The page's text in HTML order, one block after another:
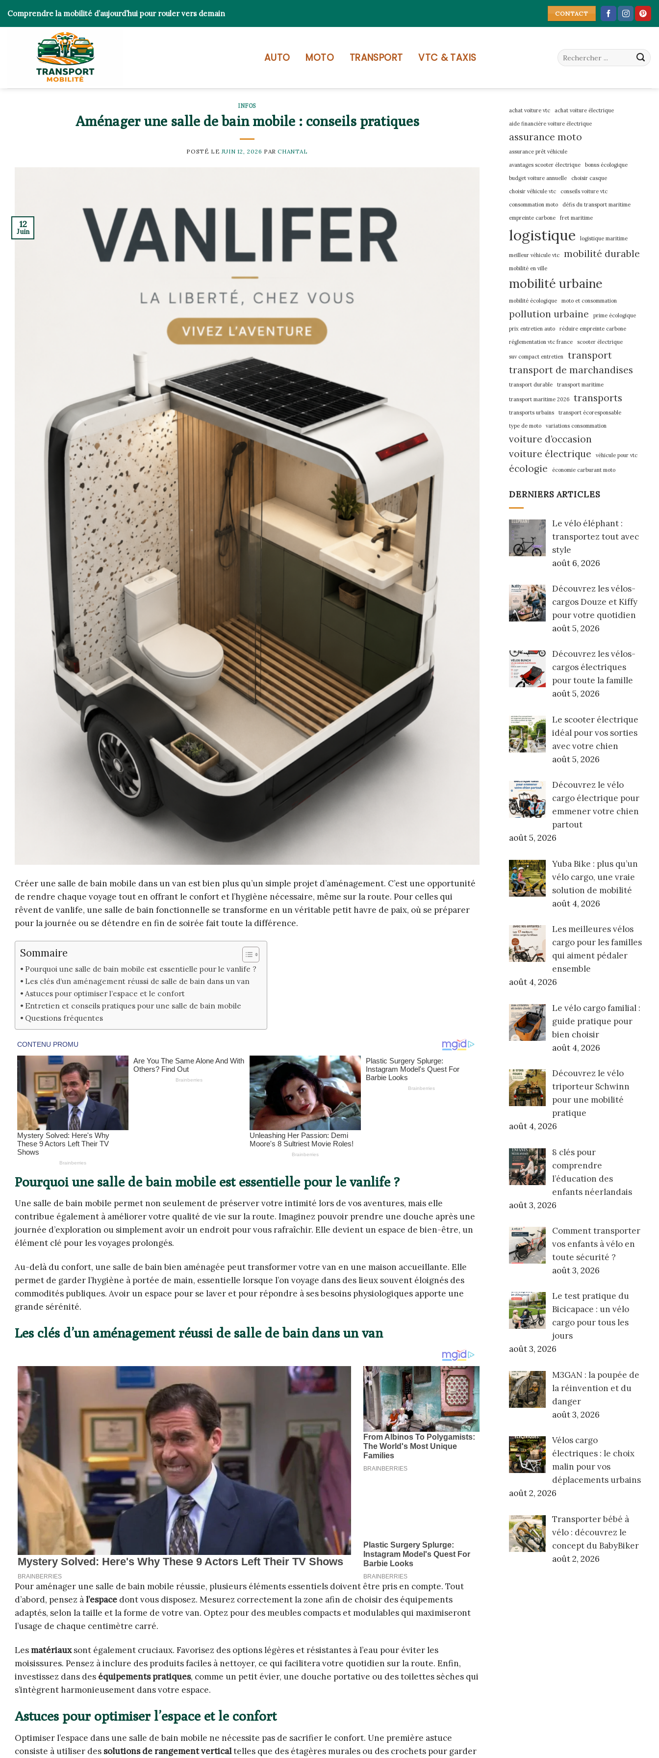
Comprendre la mobilité d’aujourd’hui pour rouler vers demain CONTACT
AUTO MOTO TRANSPORT VTC & TAXIS
INFOS
Aménager une salle de bain mobile : conseils pratiques
POSTÉ LE JUIN 12, 2026 PARCHANTAL
12
Juin
Créer une salle de bain mobile dans un van est bien plus qu’un simple projet d’aménagement. C’est une opportunité
de rendre chaque voyage tout en offrant le confort et l’hygiène nécessaire, même sur la route. Pour celles qui
rêvent de vanlife, une salle de bain fonctionnelle se transforme en un véritable petit havre de paix, où se préparer
pour la journée ou se détendre en fin de soirée fait toute la différence.
Sommaire
Pourquoi une salle de bain mobile est essentielle pour le vanlife ?
Les clés d’un aménagement réussi de salle de bain dans un van
Astuces pour optimiser l’espace et le confort
Entretien et conseils pratiques pour une salle de bain mobile
Questions fréquentes
Pourquoi une salle de bain mobile est essentielle pour le vanlife ?
Une salle de bain mobile permet non seulement de préserver votre intimité lors de vos aventures, mais elle
contribue également à améliorer votre qualité de vie sur la route. Imaginez pouvoir prendre une douche après une
journée d’exploration ou simplement avoir un endroit pour vous rafraîchir. Elle devient un espace de bien-être, un
élément clé pour les voyages prolongés.
Au-delà du confort, une salle de bain bien aménagée peut transformer votre van en une maison accueillante. Elle
permet de garder l’hygiène à portée de main, essentielle lorsque l’on voyage dans des lieux souvent éloignés des
commodités publiques. Avoir un espace pour se laver et pour répondre à ses besoins physiologiques apporte une
grande sérénité.
Les clés d’un aménagement réussi de salle de bain dans un van
Pour aménager une salle de bain mobile réussie, plusieurs éléments essentiels doivent être pris en compte. Tout
d’abord, pensez àl’espace dont vous disposez. Mesurez correctement la zone afin de choisir des équipements
adaptés, selon la taille et la forme de votre van. Optez pour des meubles compacts et modulables qui maximiseront
l’usage de chaque centimètre carré.
Lesmatériauxsont également cruciaux. Favorisez des options légères et résistantes à l’eau pour éviter les
moisissures. Pensez à inclure des produits faciles à nettoyer, ce qui facilitera votre quotidien sur la route. Enfin,
investissez dans des équipements pratiques, comme un petit évier, une douche portative ou des toilettes sèches qui
s’intègrent harmonieusement dans votre espace.
Astuces pour optimiser l’espace et le confort
Optimiser l’espace dans une salle de bain mobile ne nécessite pas de sacrifier le confort. Une première astuce
consiste à utiliser des solutions de rangement verticaltelles que des étagères murales ou des crochets pour garder
achat voiture vtc
achat voiture électrique
aide financière voiture électrique
assurance moto
assurance prêt véhicule
avantages scooter électrique
bonus écologique
budget voiture annuelle
choisir casque
choisir véhicule vtc
conseils voiture vtc
consommation moto
défis du transport maritime
empreinte carbone
fret maritime
logistique logistique maritime
meilleur véhicule vtc mobilité durable
mobilité en ville
mobilité urbaine
mobilité écologique moto et consommation
pollution urbaine
prime écologique
prix entretien auto
réduire empreinte carbone
réglementation vtc france
scooter électrique
suv compact entretien
transport
transport de marchandises
transport durable transport maritime
transport maritime 2026 transports
transports urbains
transport écoresponsable
type de moto
variations consommation
voiture d’occasion
voiture électrique
véhicule pour vtc
écologie économie carburant moto
DERNIERS ARTICLES
Le vélo éléphant :
transportez tout avec
style
août 6, 2026
Découvrez les vélos-
cargos Douze et Kiffy
pour votre quotidien
août 5, 2026
Découvrez les vélos-
cargos électriques
pour toute la famille
août 5, 2026
Le scooter électrique
idéal pour vos sorties
avec votre chien
août 5, 2026
Découvrez le vélo
cargo électrique pour
emmener votre chien
partout
août 5, 2026
Yuba Bike : plus qu’un
vélo cargo, une vraie
solution de mobilité
août 4, 2026
Les meilleures vélos
cargo pour les familles
qui aiment pédaler
ensemble
août 4, 2026
Le vélo cargo familial :
guide pratique pour
bien choisir
août 4, 2026
Découvrez le vélo
triporteur Schwinn
pour une mobilité
pratique
août 4, 2026
8 clés pour
comprendre
l’éducation des
enfants néerlandais
août 3, 2026
Comment transporter
vos enfants à vélo en
toute sécurité ?
août 3, 2026
Le test pratique du
Bicicapace : un vélo
cargo pour tous les
jours
août 3, 2026
M3GAN : la poupée de
la réinvention et du
danger
août 3, 2026
Vélos cargo
électriques : le choix
malin pour vos
déplacements urbains
août 2, 2026
Transporter bébé à
vélo : découvrez le
concept du BabyBiker
août 2, 2026